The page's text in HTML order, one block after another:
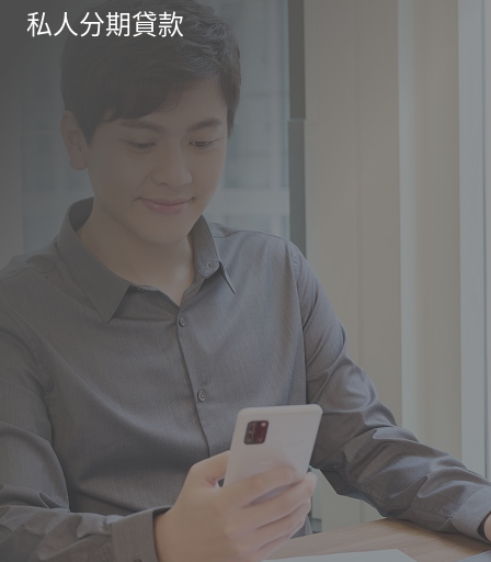
私人分期貸款
想投資但無從入手？
切合自己的投資產品？
專屬ICBC「理財金賬
理財e時代賬戶，方便
及多元化的理財渠道。
商業銀行申請預約開
戶，簡單方便！